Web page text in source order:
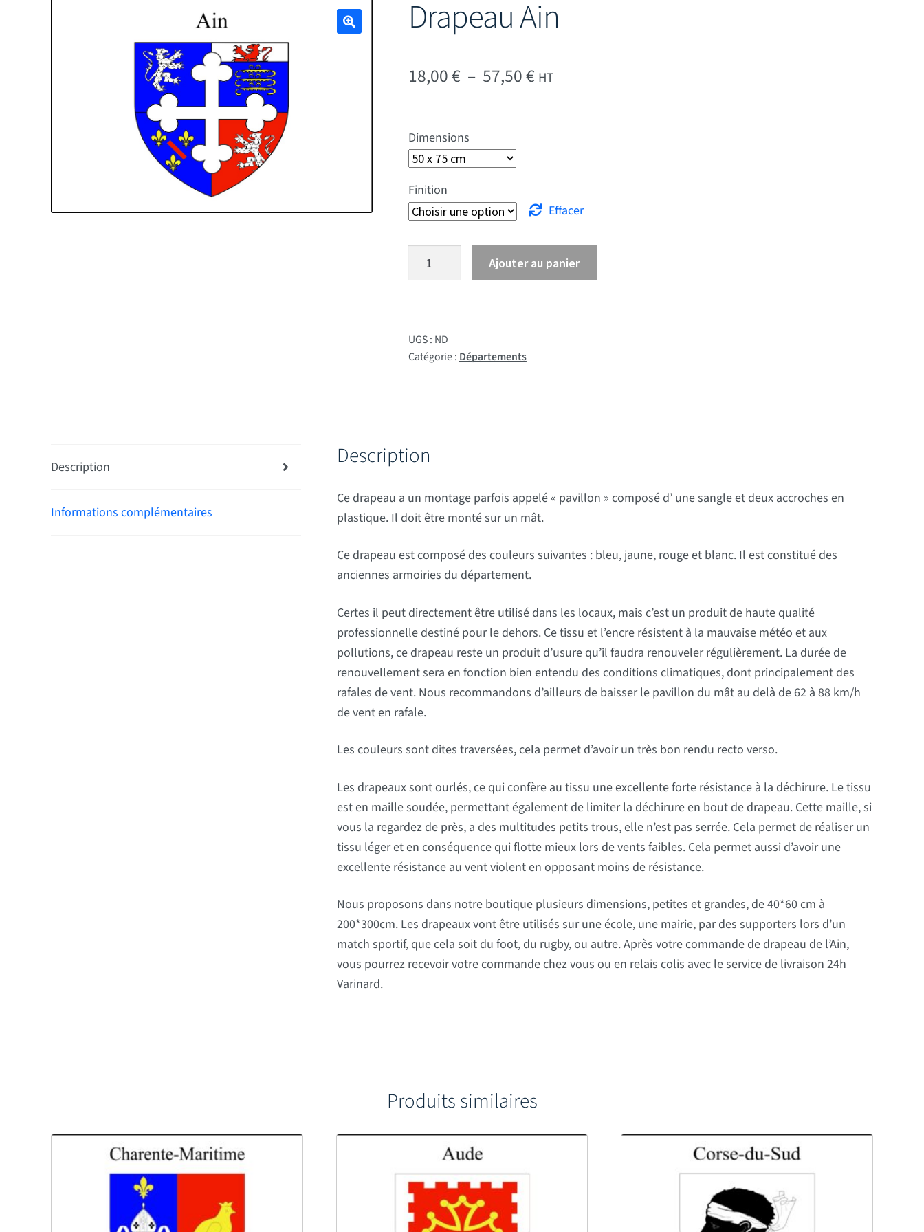
Drapeau Ain
18,00€ – 57,50€Plage de prix : 18,00 € à 57,50 €
HT
Dimensions
Finition
Effacer
quantité de Drapeau AinAjouter au panier
UGS : ND
Catégorie : Départements
Description
Informations complémentaires
Description
Ce drapeau a un montage parfois appelé « pavillon » composé d’ une sangle et deux accroches en
plastique. Il doit être monté sur un mât.
Ce drapeau est composé des couleurs suivantes : bleu, jaune, rouge et blanc. Il est constitué des
anciennes armoiries du département.
Certes il peut directement être utilisé dans les locaux, mais c’est un produit de haute qualité
professionnelle destiné pour le dehors. Ce tissu et l’encre résistent à la mauvaise météo et aux
pollutions, ce drapeau reste un produit d’usure qu’il faudra renouveler régulièrement. La durée de
renouvellement sera en fonction bien entendu des conditions climatiques, dont principalement des
rafales de vent. Nous recommandons d’ailleurs de baisser le pavillon du mât au delà de 62 à 88 km/h
de vent en rafale.
Les couleurs sont dites traversées, cela permet d’avoir un très bon rendu recto verso.
Les drapeaux sont ourlés, ce qui confère au tissu une excellente forte résistance à la déchirure. Le tissu
est en maille soudée, permettant également de limiter la déchirure en bout de drapeau. Cette maille, si
vous la regardez de près, a des multitudes petits trous, elle n’est pas serrée. Cela permet de réaliser un
tissu léger et en conséquence qui flotte mieux lors de vents faibles. Cela permet aussi d’avoir une
excellente résistance au vent violent en opposant moins de résistance.
Nous proposons dans notre boutique plusieurs dimensions, petites et grandes, de 40*60 cm à
200*300cm. Les drapeaux vont être utilisés sur une école, une mairie, par des supporters lors d’un
match sportif, que cela soit du foot, du rugby, ou autre. Après votre commande de drapeau de l’Ain,
vous pourrez recevoir votre commande chez vous ou en relais colis avec le service de livraison 24h
Varinard.
Produits similaires